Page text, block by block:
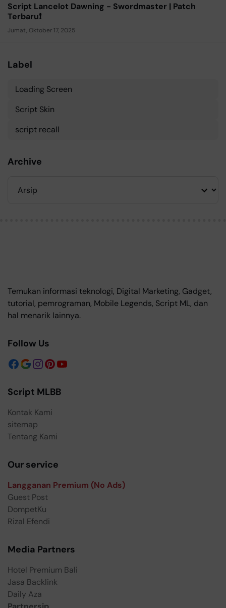
Script Lancelot Dawning - Swordmaster | Patch
Terbaru❗
Jumat, Oktober 17, 2025
Label
Loading Screen
Script Skin
script recall
Archive
Temukan informasi teknologi, Digital Marketing, Gadget,
tutorial, pemrograman, Mobile Legends, Script ML, dan
hal menarik lainnya.
Follow Us
Script MLBB
Kontak Kami
sitemap
Tentang Kami
Our service
Langganan Premium (No Ads)
Guest Post
DompetKu
Rizal Efendi
Media Partners
Hotel Premium Bali
Jasa Backlink
Daily Aza